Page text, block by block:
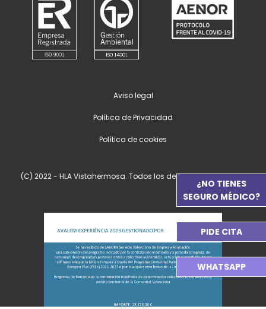
(C) 2022 - HLA Vistahermosa. Todos los derechos reservados.
Aviso legal
Política de Privacidad
Política de cookies
¿NO TIENES
SEGURO MÉDICO?
PIDE CITA
WHATSAPP